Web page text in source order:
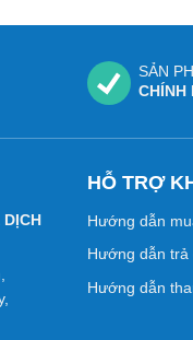
SẢN
CHÍNH
HỖ TRỢ
Hướng dẫn
Hướng dẫn trả
Hướng dẫn